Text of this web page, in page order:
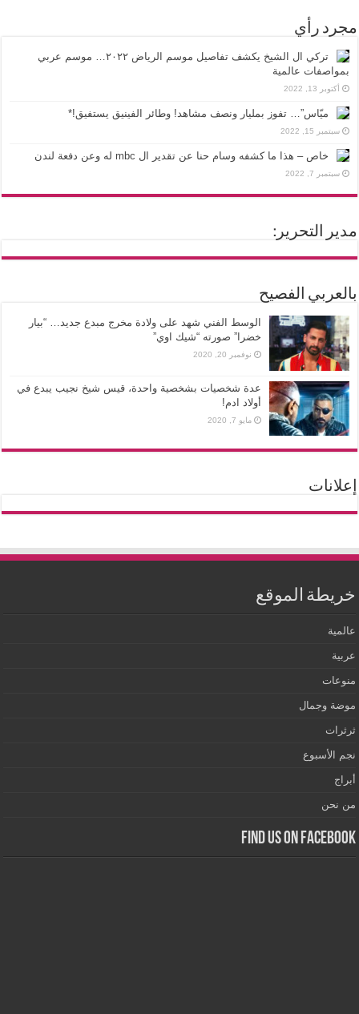
مجرد رأي
تركي ال الشيخ يكشف تفاصيل موسم الرياض ٢٠٢٢… موسم عربي
بمواصفات عالمية
أكتوبر 13, 2022
ميّاس”… تفوز بمليار ونصف مشاهد! وطائر الفينيق يستفيق!*
سبتمبر 15, 2022
خاص – هذا ما كشفه وسام حنا عن تقدير ال mbc له وعن دفعة لندن
سبتمبر 7, 2022
مدير التحرير:
بالعربي الفصيح
الوسط الفني شهد على ولادة مخرج مبدع جديد… “بيار
خضرا” صورته “شيك اوي”
نوفمبر 20, 2020
عدة شخصيات بشخصية واحدة، قيس شيخ نجيب يبدع في
أولاد ادم!
مايو 7, 2020
إعلانات
خريطة الموقع
عالمية
عربية
منوعات
موضة وجمال
ثرثرات
نجم الأسبوع
أبراج
من نحن
Find us on Facebook